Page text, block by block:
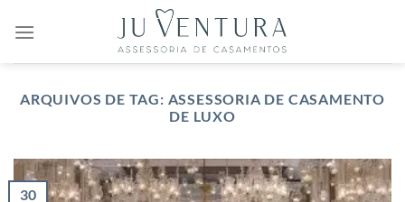
ARQUIVOS DE TAG: ASSESSORIA DE CASAMENTO
DE LUXO
30